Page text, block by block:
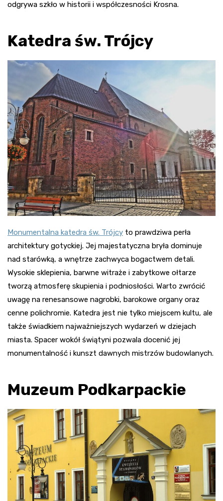
odgrywa szkło w historii i współczesności Krosna.
Katedra św. Trójcy
Monumentalna katedra św. Trójcy to prawdziwa perła
architektury gotyckiej. Jej majestatyczna bryła dominuje
nad starówką, a wnętrze zachwyca bogactwem detali.
Wysokie sklepienia, barwne witraże i zabytkowe ołtarze
tworzą atmosferę skupienia i podniosłości. Warto zwrócić
uwagę na renesansowe nagrobki, barokowe organy oraz
cenne polichromie. Katedra jest nie tylko miejscem kultu, ale
także świadkiem najważniejszych wydarzeń w dziejach
miasta. Spacer wokół świątyni pozwala docenić jej
monumentalność i kunszt dawnych mistrzów budowlanych.
Muzeum Podkarpackie